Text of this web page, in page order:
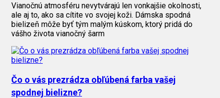
Vianočnú atmosféru nevytvárajú len vonkajšie okolnosti,
ale aj to, ako sa cítite vo svojej koži. Dámska spodná
bielizeň môže byť tým malým kúskom, ktorý pridá do
vášho života vianočný šarm
Čo o vás prezrádza obľúbená farba vašej
spodnej bielizne?